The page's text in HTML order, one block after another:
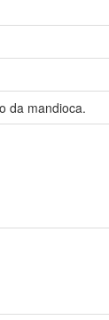
da mandioca.